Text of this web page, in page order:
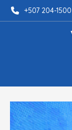
+507 204-1500